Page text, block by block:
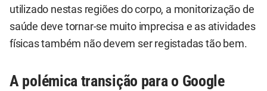
utilizado nestas regiões do corpo, a monitorização de
saúde deve tornar-se muito imprecisa e as atividades
físicas também não devem ser registadas tão bem.
A polémica transição para o Google